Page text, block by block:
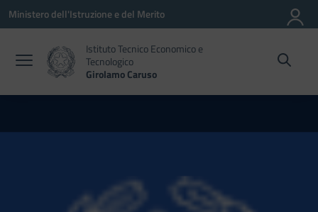
Vai ai contenuti
Vai al menu di navigazione
Vai al footer
Ministero dell'Istruzione e del Merito
Istituto Tecnico Economico e
Tecnologico
Girolamo Caruso